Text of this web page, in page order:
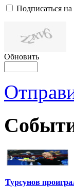
Подписаться
Обновить
Турсунов